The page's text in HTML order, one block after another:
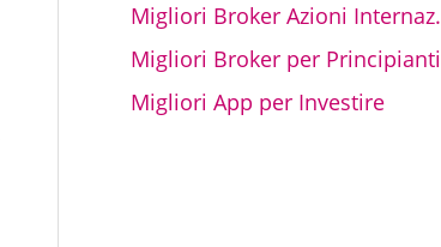
Migliori Broker Azioni Internaz.
Migliori Broker per Principianti
Migliori App per Investire